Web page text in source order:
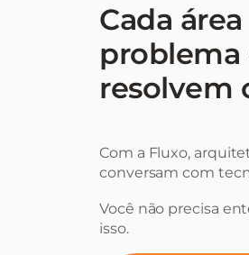
Cada
problema
resolvem
Com a Fluxo,
conversam com
Você não precisa
isso.